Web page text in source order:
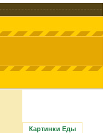
Картинки Еды